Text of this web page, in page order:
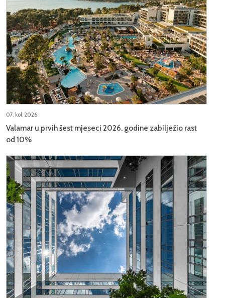
07, kol, 2026
Valamar u prvih šest mjeseci 2026. godine zabilježio rast
od 10%